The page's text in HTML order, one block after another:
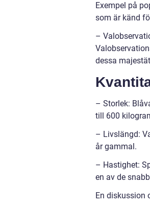
Exempel på
som är känd
–
dessa
– Storlek:
till 600
– Livslängd:
år gammal.
– Hastighet:
en av de
En diskussion